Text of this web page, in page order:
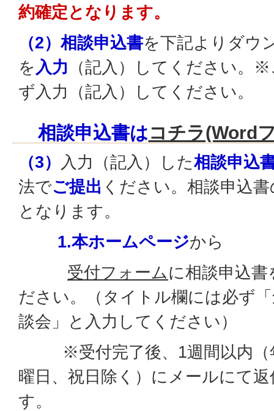
約確定となります。
（2）相談申込書を下記よりダウ
を 入力 （記入）してください。
ず入力（記入）してください。
相談申込書はコチラ(Word
（3） 入力（記入）した相談申込
法でご提出 ください。相談申込
となります。
1.本ホームページから
受付フォームに相談申込
ださい。（タイトル欄には必ず
談会」と入力してください）
※受付完了後、1週間以内（
曜日、祝日除く）にメールにて
す。